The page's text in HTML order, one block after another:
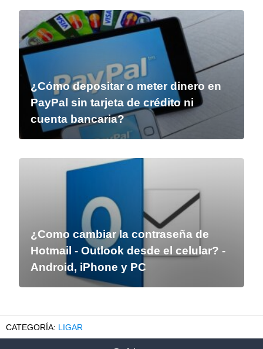
¿Cómo depositar o meter dinero en
PayPal sin tarjeta de crédito ni
cuenta bancaria?
¿Como cambiar la contraseña de
Hotmail - Outlook desde el celular? -
Android, iPhone y PC
LIGAR